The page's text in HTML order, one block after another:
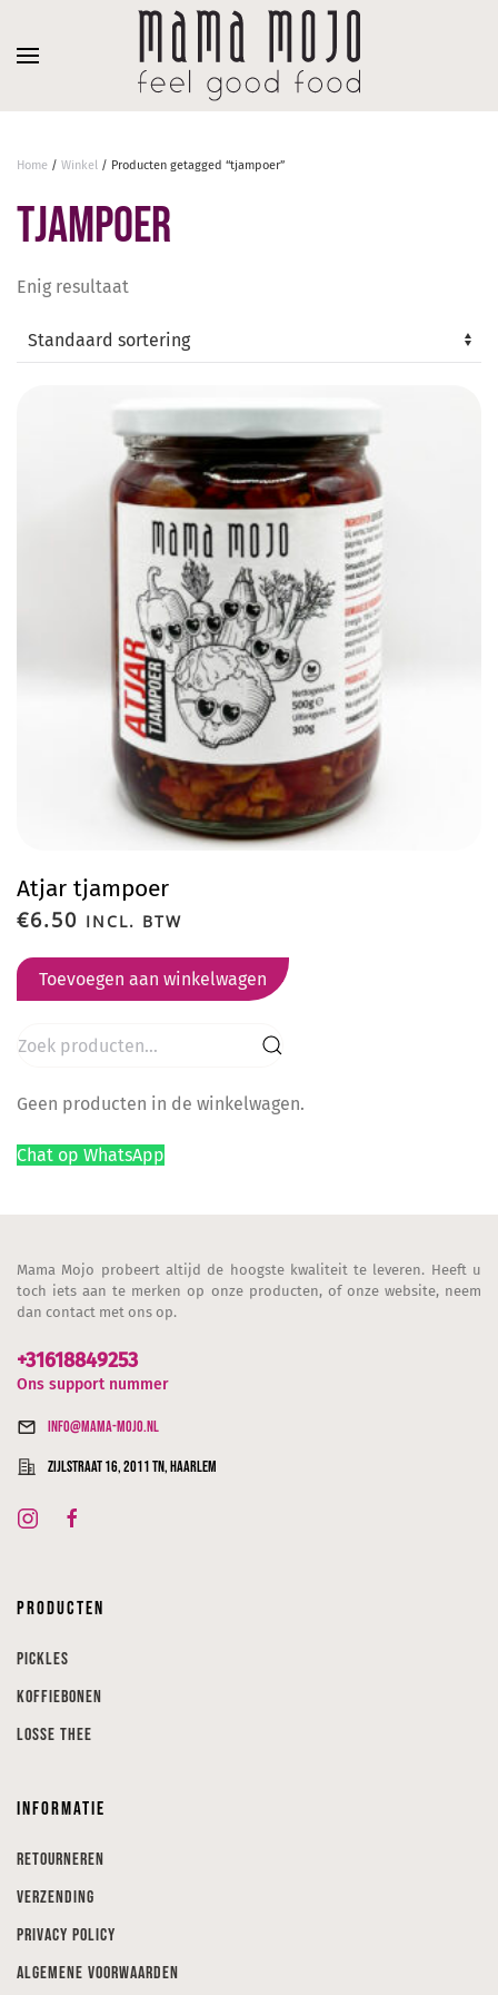
Overslaan en naar de inhoud gaan
Home / Winkel / Producten getagged “tjampoer”
tjampoer
Enig resultaat
Atjar tjampoer
€6.50 INCL. BTW
Toevoegen aan winkelwagen
Zoeken
Geen producten in de winkelwagen.
Chat op WhatsApp
Mama Mojo probeert altijd de hoogste kwaliteit te leveren. Heeft u
toch iets aan te merken op onze producten, of onze website, neem
dan contact met ons op.
+31618849253
Ons support nummer
info@mama-mojo.nl
Zijlstraat 16, 2011 TN, Haarlem
Producten
Pickles
Koffiebonen
Losse thee
Informatie
Retourneren
Verzending
Privacy Policy
Algemene voorwaarden